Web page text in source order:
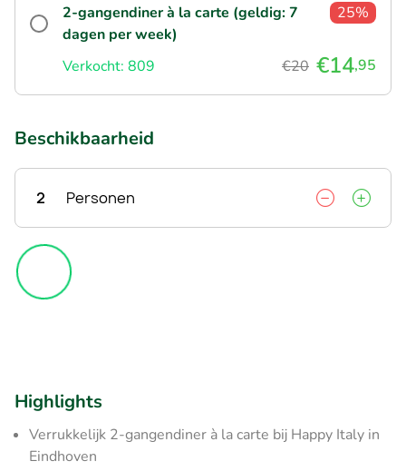
2-gangendiner à la carte (geldig: 7
dagen per week)
25%
Verkocht: 809 €20 €14,95
Beschikbaarheid
2 Personen
Highlights
Verrukkelijk 2-gangendiner à la carte bij Happy Italy in
Eindhoven